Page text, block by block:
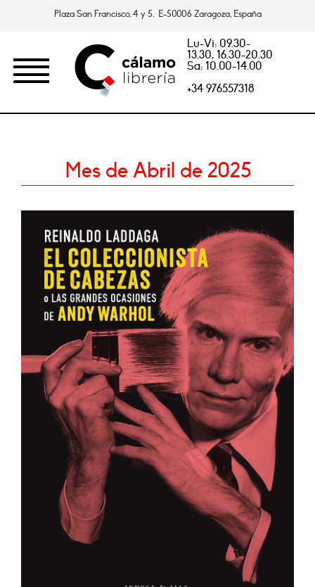
Plaza San Francisco, 4 y 5. E-50006 Zaragoza, España
Lu-Vi: 09.30-
13.30, 16.30-20.30
Sa: 10.00-14.00
+34 976557318
Mes de Abril de 2025